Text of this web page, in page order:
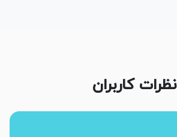
نظرات کاربران